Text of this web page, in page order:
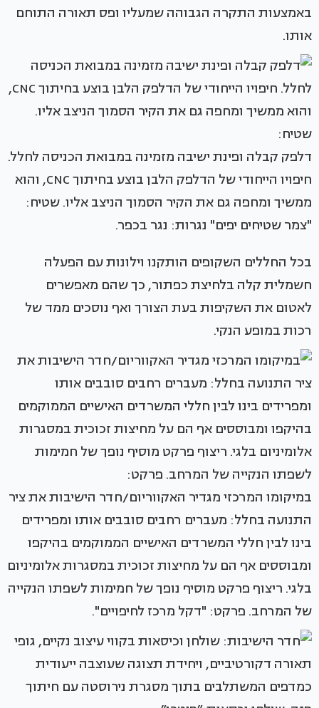
באמצעות התקרה הגבוהה שמעליו ופס תאורה התוחם
אותו.
דלפק קבלה ופינת ישיבה מזמינה במבואת הכניסה לחלל.
חיפויו הייחודי של הדלפק הלבן בוצע בחיתוך CNC, והוא
ממשיך ומחפה גם את הקיר הסמוך הניצב אליו. שטיח:
"צמר שטיחים יפים" נגרות: נגר בכפר.
בכל החללים השקופים הותקנו וילונות עם הפעלה
חשמלית קלה בלחיצת כפתור, כך שהם מאפשרים
לאטום את השקיפות בעת הצורך ואף נוסכים ממד של
רכות במופע הנקי.
במיקומו המרכזי מגדיר האקווריום/חדר הישיבות את ציר
התנועה בחלל: מעברים רחבים סובבים אותו ומפרידים
בינו לבין חללי המשרדים האישיים הממוקמים בהיקפו
ומבוססים אף הם על מחיצות זכוכית במסגרות אלומיניום
בלגי. ריצוף פרקט מוסיף נופך של חמימות לשפתו הנקייה
של המרחב. פרקט: "דקל מרכז לחיפויים".